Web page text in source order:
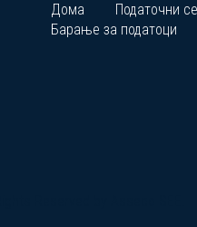
Дома Податочни
Барање за податоци